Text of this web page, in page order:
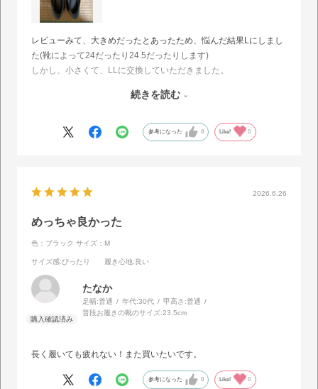
レビューみて、大きめだったとあったため、悩んだ結果Lにしまし
た(靴によって24だったり24.5だったりします)
しかし、小さくて、LLに交換していただきました。
ただ、安いから仕方ないですが、左右のバランスが合ってない💦の
続きを読む
参考になった 0 Like! 0
2026.6.26
めっちゃ良かった
色：ブラック サイズ：M
サイズ感:ぴったり 履き心地:良い
たなか
足幅:普通 年代:30代 甲高さ:普通
普段お履きの靴のサイズ:23.5cm
長く履いても疲れない！また買いたいです。
参考になった 0 Like! 0